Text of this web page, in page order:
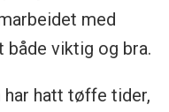
med
viktig og bra.
har hatt tøffe tider,